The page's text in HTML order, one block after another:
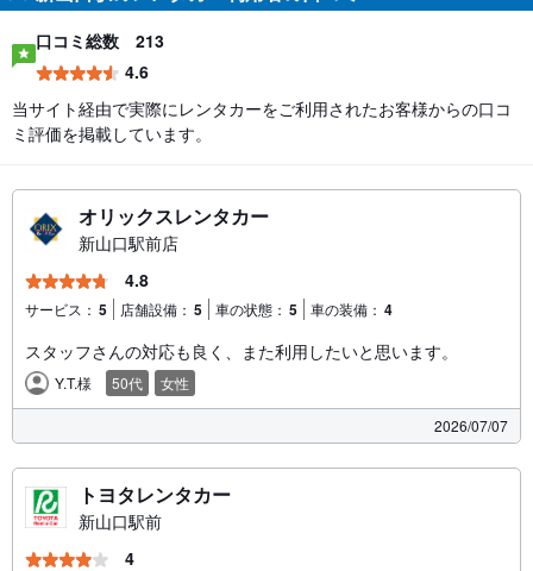
口コミ総数
213
4.6
当サイト経由で実際にレンタカーをご利用されたお客様からの口コ
ミ評価を掲載しています。
オリックスレンタカー
新山口駅前店
4.8
サービス： 5 店舗設備： 5 車の状態： 5 車の装備： 4
スタッフさんの対応も良く、また利用したいと思います。
Y.T.様 50代 女性
2026/07/07
トヨタレンタカー
新山口駅前
4